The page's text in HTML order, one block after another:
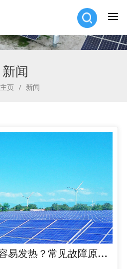
新闻
主页 / 新闻
光伏连接器为什么容易发热？常见故障原因分析